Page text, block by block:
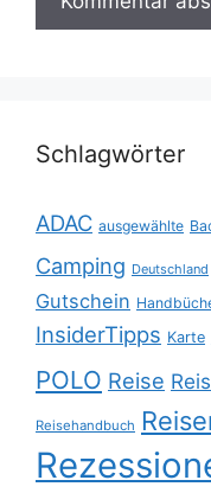
Schlagwörter
ADAC ausgewählte
Camping Deutschland
Gutschein
InsiderTipps Karte
POLO Reise
Reisehandbuch